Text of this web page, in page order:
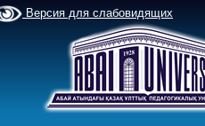
Версия для слабовидящих